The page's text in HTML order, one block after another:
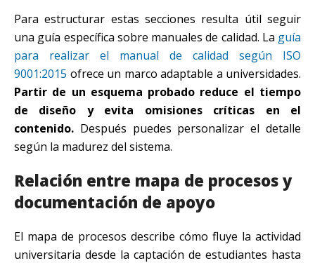
Para estructurar estas secciones resulta útil seguir
una guía específica sobre manuales de calidad. La guía
para realizar el manual de calidad según ISO
9001:2015 ofrece un marco adaptable a universidades.
Partir de un esquema probado reduce el tiempo
de diseño y evita omisiones críticas en el
contenido. Después puedes personalizar el detalle
según la madurez del sistema.
Relación entre mapa de procesos y
documentación de apoyo
El mapa de procesos describe cómo fluye la actividad
universitaria desde la captación de estudiantes hasta